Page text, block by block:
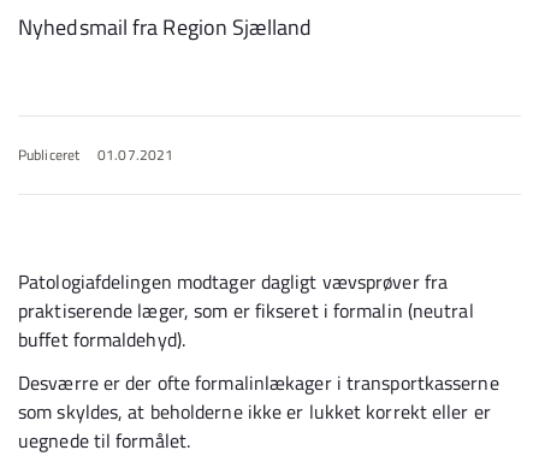
Nyhedsmail fra Region Sjælland
Publiceret 01.07.2021
Patologiafdelingen modtager dagligt vævsprøver fra
praktiserende læger, som er fikseret i formalin (neutral
buffet formaldehyd).
Desværre er der ofte formalinlækager i transportkasserne
som skyldes, at beholderne ikke er lukket korrekt eller er
uegnede til formålet.